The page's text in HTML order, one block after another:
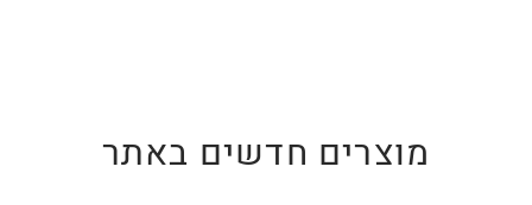
מוצרים חדשים באתר